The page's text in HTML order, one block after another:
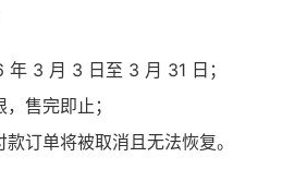
3 月 3 日至 3 月 31 日；
售完即止；
订单将被取消且无法恢复。